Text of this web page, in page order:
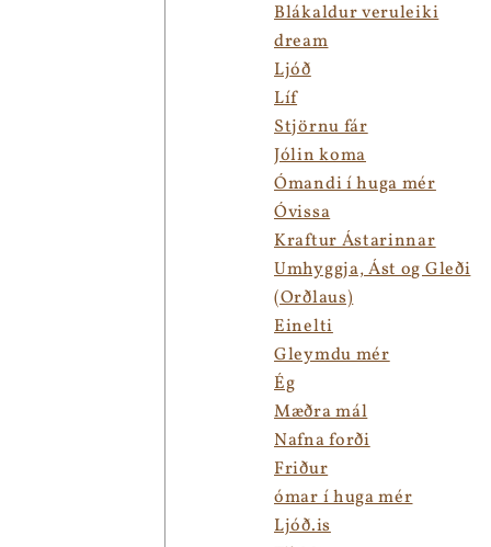
Blákaldur veruleiki
dream
Ljóð
Líf
Stjörnu fár
Jólin koma
Ómandi í huga mér
Óvissa
Kraftur Ástarinnar
Umhyggja, Ást og Gleði
(Orðlaus)
Einelti
Gleymdu mér
Ég
Mæðra mál
Nafna forði
Friður
ómar í huga mér
Ljóð.is